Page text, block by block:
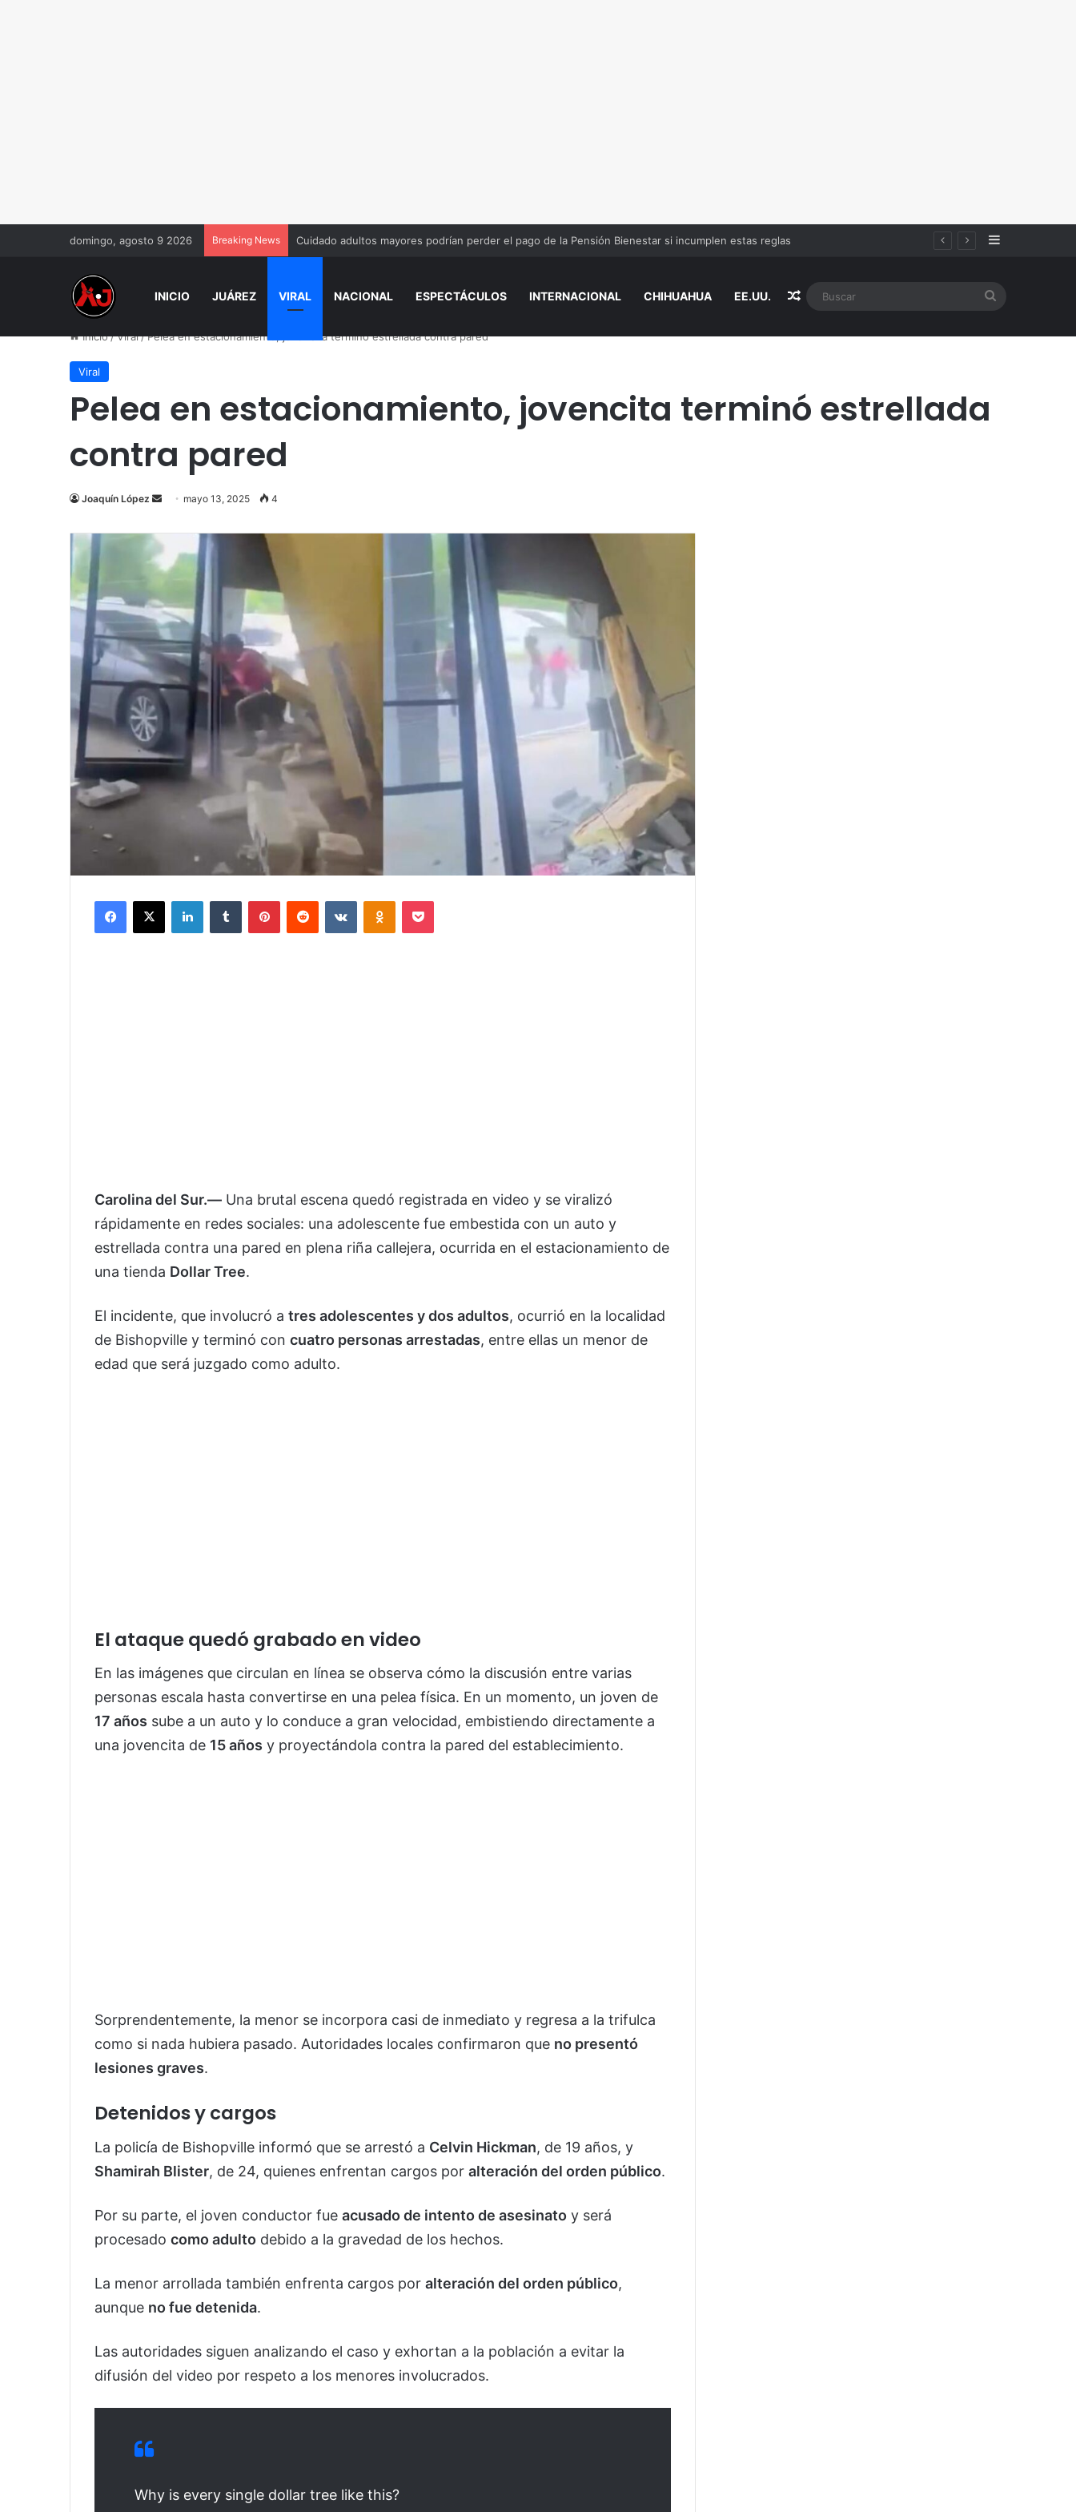
domingo, agosto 9 2026 Breaking News Hallan sin vida a una maestra y a sus dos hijos de 6 y 8 años Sidebar
INICIO JUÁREZ VIRAL NACIONAL ESPECTÁCULOS INTERNACIONAL CHIHUAHUA EE.UU. Random Article
Inicio/Viral/Pelea en estacionamiento, jovencita terminó estrellada contra pared
Viral
Pelea en estacionamiento, jovencita terminó estrellada
contra pared
Joaquín López
Send
email
mayo 13, 2025 4
Facebook
X LinkedInTumblr PinterestReddit VKontakteOdnoklassniki
Pocket
Carolina del Sur.— Una brutal escena quedó registrada en video y se viralizó
rápidamente en redes sociales: una adolescente fue embestida con un auto y
estrellada contra una pared en plena riña callejera, ocurrida en el estacionamiento de
una tienda Dollar Tree.
El incidente, que involucró a tres adolescentes y dos adultos, ocurrió en la localidad
de Bishopville y terminó con cuatro personas arrestadas, entre ellas un menor de
edad que será juzgado como adulto.
El ataque quedó grabado en video
En las imágenes que circulan en línea se observa cómo la discusión entre varias
personas escala hasta convertirse en una pelea física. En un momento, un joven de
17 años sube a un auto y lo conduce a gran velocidad, embistiendo directamente a
una jovencita de 15 años y proyectándola contra la pared del establecimiento.
Sorprendentemente, la menor se incorpora casi de inmediato y regresa a la trifulca
como si nada hubiera pasado. Autoridades locales confirmaron que no presentó
lesiones graves.
Detenidos y cargos
La policía de Bishopville informó que se arrestó a Celvin Hickman, de 19 años, y
Shamirah Blister, de 24, quienes enfrentan cargos por alteración del orden público.
Por su parte, el joven conductor fue acusado de intento de asesinato y será
procesado como adulto debido a la gravedad de los hechos.
La menor arrollada también enfrenta cargos por alteración del orden público,
aunque no fue detenida.
Las autoridades siguen analizando el caso y exhortan a la población a evitar la
difusión del video por respeto a los menores involucrados.
Why is every single dollar tree like this?